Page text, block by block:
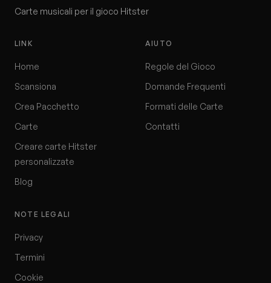
Carte musicali per il gioco Hitster
LINK
Home
Scansiona
Crea Pacchetto
Carte
Creare carte Hitster
personalizzate
Blog
AIUTO
Regole del Gioco
Domande Frequenti
Formati delle Carte
Contatti
NOTE LEGALI
Privacy
Termini
Cookie